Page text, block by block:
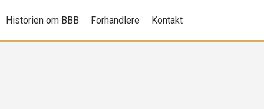
Historien om BBB Forhandlere Kontakt